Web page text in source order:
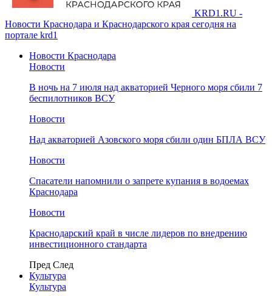
KRD1.RU -
Новости Краснодара и Краснодарского края сегодня на
портале krd1
Новости Краснодара
Новости
В ночь на 7 июля над акваторией Черного моря сбили 7
беспилотников ВСУ
Новости
Над акваторией Азовского моря сбили один БПЛА ВСУ
Новости
Спасатели напомнили о запрете купания в водоемах
Краснодара
Новости
Краснодарский край в числе лидеров по внедрению
инвестиционного стандарта
Пред След
Культура
Культура